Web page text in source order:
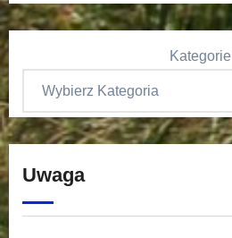
Kategorie
Uwaga